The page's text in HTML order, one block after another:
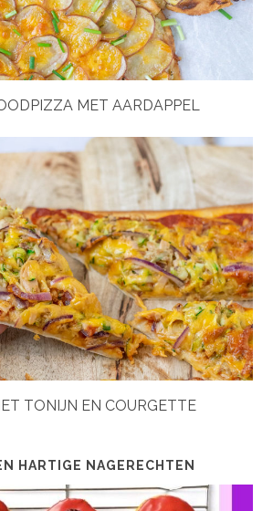
MET AARDAPPEL
TONIJN EN COURGETTE
HARTIGE NAGERECHTEN